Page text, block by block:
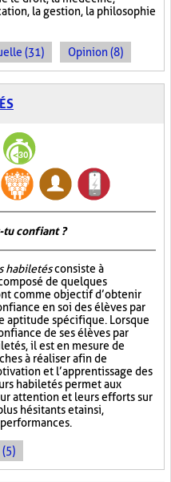
la gestion, la philosophie
(31) Opinion (8)
tu confiant ?
habiletésconsiste à
de quelques
comme objectif d’obtenir
en soi des élèves par
aptitude spécifique. Lorsque
de ses élèves par
il est en mesure de
à réaliser afin de
et l’apprentissage des
habiletés permet aux
attention et leurs efforts sur
hésitants et ainsi,
(5)